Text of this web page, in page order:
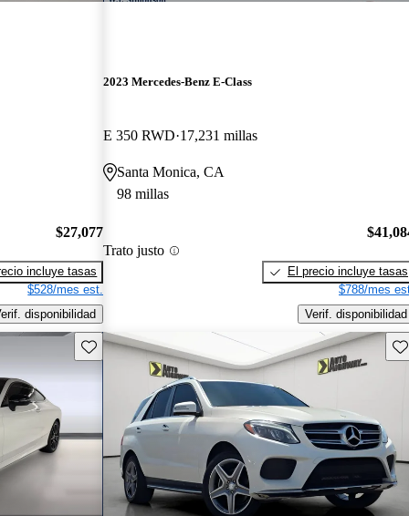
$27,077
incluye tasas
$528/mes est.
disponibilidad
2023 Mercedes-Benz E-Class
E 350 RWD 17,231 millas
Santa Monica, CA
98 millas
Trato justo
El precio incluye tasas
$788/mes
Verif. disponibilidad
Guarda este Aviso